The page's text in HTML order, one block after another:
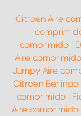
Citroen Aire
comprimido |
Aire comprimido
Jumpy Aire
Citroen
comprimido |
Aire comprimido